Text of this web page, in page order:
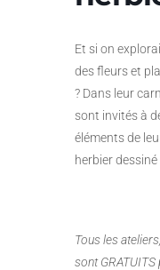
Et si on
des fleurs et
? Dans leur
sont invités à
éléments de
herbier dessiné
Tous les
sont